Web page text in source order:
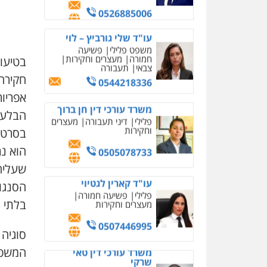
משרד עורכי דין חן ברוך
פלילי דיני תעבורה מעצרים
0505078733
עו"ד קארין לגטיוי
0507446995
משרד עורכי דין טאי
שרקי
מרב"ד
0547556464
עו"ד אילן אלימלך
פלילי פשיעה חמורה
תעבורה אסירים
הוא